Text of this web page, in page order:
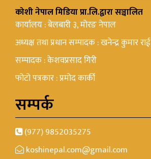
कोशी नेपाल मिडिया प्रा.लि.द्वारा सञ्चालित
कार्यालय : बेलबारी ३, मोरङ नेपाल
अध्यक्ष तथा प्रधान सम्पादक : खनेन्द्र कुमार राई
सम्पादक : केशवप्रसाद गिरी
फोटो पत्रकार : प्रमोद कार्की
सम्पर्क
(977) 9852035275
koshinepal.com@gmail.com